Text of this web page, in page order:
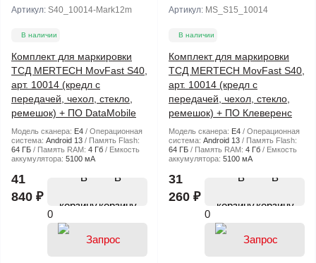
Артикул: S40_10014-Mark12m
В наличии
Комплект для маркировки
ТСД MERTECH MovFast S40,
арт. 10014 (кредл с
передачей, чехол, стекло,
ремешок) + ПО DataMobile
Модель сканера: E4
Операционная
система: Android 13
Память Flash:
64 ГБ
Память RAM: 4 Гб
Емкость
аккумулятора: 5100 мА
41
840 ₽
В
корзину
0
Артикул: MS_S15_10014
В наличии
Комплект для маркировки
ТСД MERTECH MovFast S40,
арт. 10014 (кредл с
передачей, чехол, стекло,
ремешок) + ПО Клеверенс
Модель сканера: E4
Операционная
система: Android 13
Память Flash:
64 ГБ
Память RAM: 4 Гб
Емкость
аккумулятора: 5100 мА
31
260 ₽
В
корзину
0